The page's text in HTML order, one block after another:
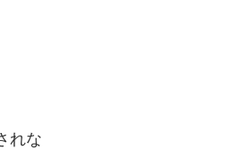
れな